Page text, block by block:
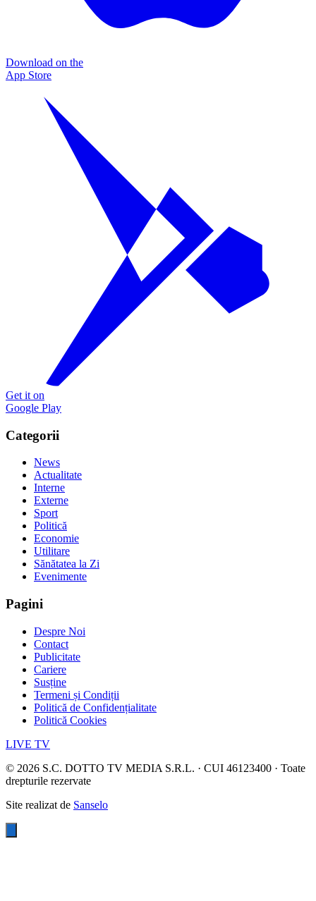
Download on the
App Store
Get it on
Google Play
Categorii
News
Actualitate
Interne
Externe
Sport
Politică
Economie
Utilitare
Sănătatea la Zi
Evenimente
Pagini
Despre Noi
Contact
Publicitate
Cariere
Susține
Termeni și Condiții
Politică de Confidențialitate
Politică Cookies
LIVE TV
© 2026 S.C. DOTTO TV MEDIA S.R.L. · CUI 46123400 · Toate
drepturile rezervate
Site realizat de Sanselo